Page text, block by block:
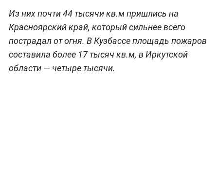
Из них почти 44 тысячи кв.м пришлись на
Красноярский край, который сильнее всего
пострадал от огня. В Кузбассе площадь пожаров
составила более 17 тысяч кв.м, в Иркутской
области — четыре тысячи.